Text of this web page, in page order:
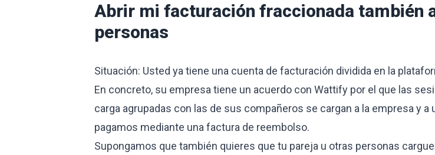
Abrir mi facturación fraccionada también
personas
Situación: Usted ya tiene una cuenta de facturación dividida en la
En concreto, su empresa tiene un acuerdo con Wattify por el que las
carga agrupadas con las de sus compañeros se cargan a la empresa y a
pagamos mediante una factura de reembolso.
Supongamos que también quieres que tu pareja u otras personas